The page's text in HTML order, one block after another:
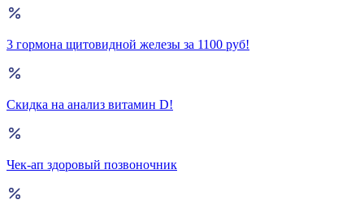
3 гормона щитовидной железы за 1100 руб!
Скидка на анализ витамин D!
Чек-ап здоровый позвоночник